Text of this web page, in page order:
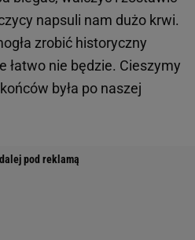
napsuli nam dużo krwi.
zrobić historyczny
łatwo nie będzie. Cieszymy
była po naszej